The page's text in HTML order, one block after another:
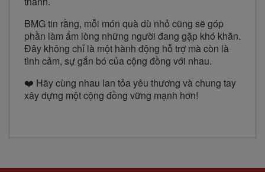
BMG tin rằng, mỗi món quà dù nhỏ cũng sẽ góp
phần làm ấm lòng những người đang gặp khó khăn.
Đây không chỉ là một hành động hỗ trợ mà còn là
tình cảm, sự gắn bó của cộng đồng với nhau.
❤️ Hãy cùng nhau lan tỏa yêu thương và chung tay
xây dựng một cộng đồng vững mạnh hơn!